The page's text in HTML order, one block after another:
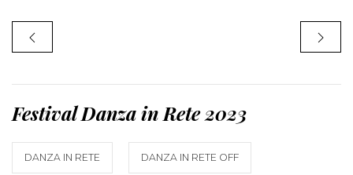
Festival Danza in Rete 2023
DANZA IN RETE DANZA IN RETE OFF